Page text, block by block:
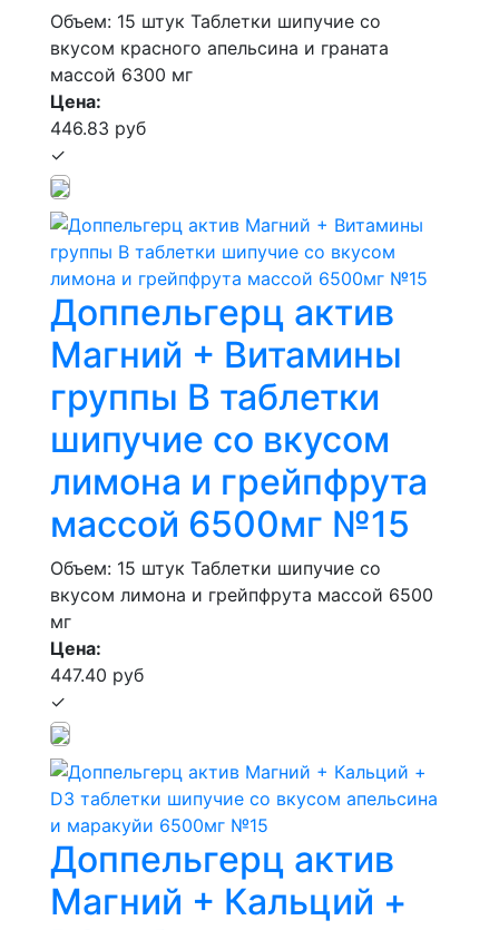
Объем: 15 штук Таблетки шипучие со
вкусом красного апельсина и граната
массой 6300 мг
Цена:
446.83 руб
✓
Доппельгерц актив
Магний + Витамины
группы B таблетки
шипучие со вкусом
лимона и грейпфрута
массой 6500мг №15
Объем: 15 штук Таблетки шипучие со
вкусом лимона и грейпфрута массой 6500
мг
Цена:
447.40 руб
✓
Доппельгерц актив
Магний + Кальций +